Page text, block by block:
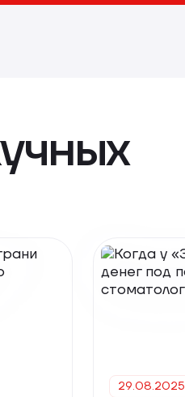
29.08.2025